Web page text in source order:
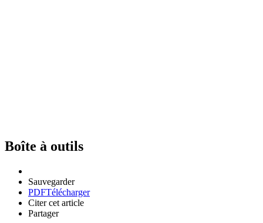
Boîte à outils
Sauvegarder
PDFTélécharger
Citer cet article
Partager